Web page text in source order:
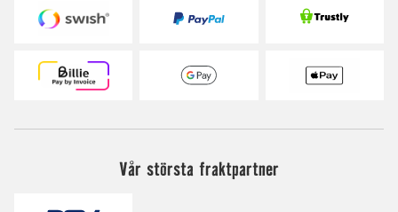
Vår största fraktpartner